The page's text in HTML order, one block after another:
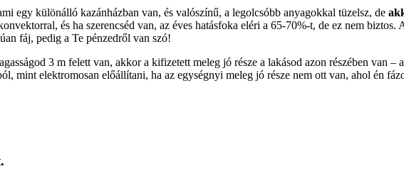
egy különálló kazánházban van, és valószínű, a legolcsóbb anyagokkal tüzelsz, de
és ha szerencséd van, az éves hatásfoka eléri a 65-70%-t, de ez nem
fáj, pedig a Te pénzedről van szó!
3 m felett van, akkor a kifizetett meleg jó része a lakásod azon részében van –
mint elektromosan előállítani, ha az egységnyi meleg jó része nem ott van, ahol én